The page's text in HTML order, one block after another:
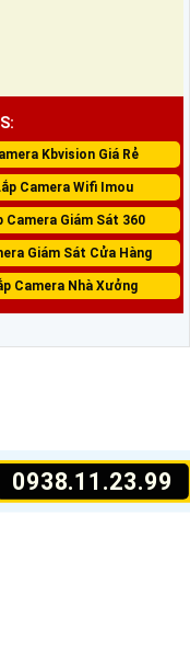
0938.11.23.99
Kbvision Giá Rẻ
Camera Wifi Imou
Camera Giám Sát 360
Giám Sát Cửa Hàng
Camera Nhà Xưởng